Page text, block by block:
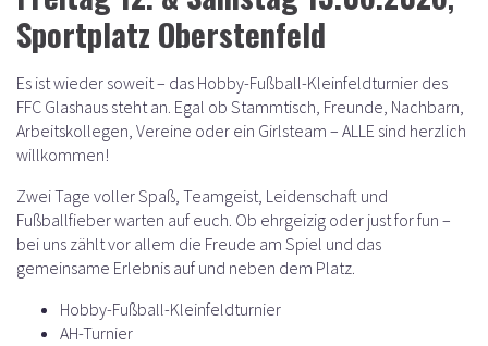
Sportplatz Oberstenfeld
Es ist wieder soweit – das Hobby-Fußball-Kleinfeldturnier des
FFC Glashaus steht an. Egal ob Stammtisch, Freunde, Nachbarn,
Arbeitskollegen, Vereine oder ein Girlsteam – ALLE sind herzlich
willkommen!
Zwei Tage voller Spaß, Teamgeist, Leidenschaft und
Fußballfieber warten auf euch. Ob ehrgeizig oder just for fun –
bei uns zählt vor allem die Freude am Spiel und das
gemeinsame Erlebnis auf und neben dem Platz.
Hobby-Fußball-Kleinfeldturnier
AH-Turnier